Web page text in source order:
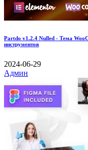
Partdo v1.2.4 Nulled - Тема
инструментов
2024-06-29
Админ